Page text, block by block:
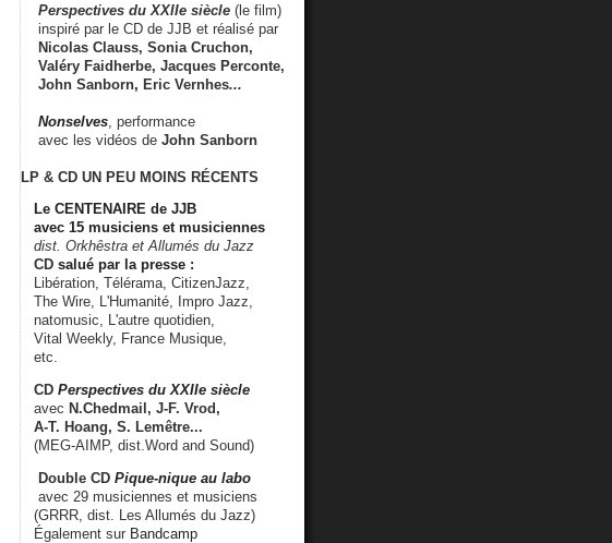
Perspectives du XXIIe siècle (le film)
inspiré par le CD de JJB et réalisé par
Nicolas Clauss, Sonia Cruchon,
Valéry Faidherbe, Jacques Perconte,
John Sanborn, Eric Vernhes...
Nonselves , performance
avec les vidéos de John Sanborn
LP & CD UN PEU MOINS RÉCENTS
Le CENTENAIRE de JJB
avec 15 musiciens et musiciennes
dist. Orkhêstra et Allumés du Jazz
CD salué par la presse :
Libération, Télérama, CitizenJazz,
The Wire, L'Humanité, Impro Jazz,
natomusic, L'autre quotidien,
Vital Weekly, France Musique,
etc.
CD Perspectives du XXIIe siècle
avec N.Chedmail, J-F. Vrod,
A-T. Hoang, S. Lemêtre...
(MEG-AIMP, dist.Word and Sound)
Double CD Pique-nique au labo
avec 29 musiciennes et musiciens
(GRRR, dist. Les Allumés du Jazz)
Également sur Bandcamp